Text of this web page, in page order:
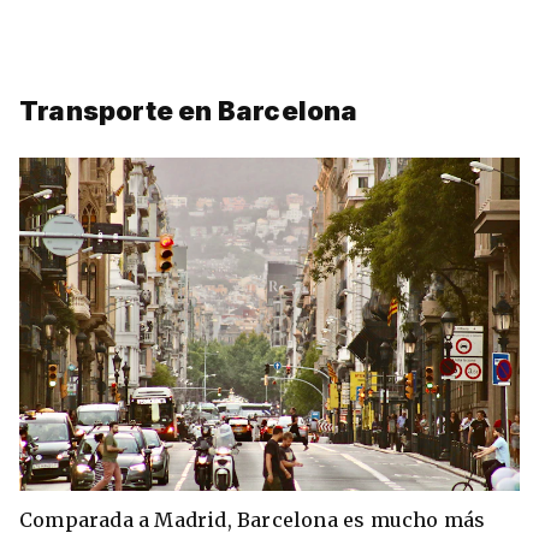
Transporte en Barcelona
Comparada a Madrid, Barcelona es mucho más